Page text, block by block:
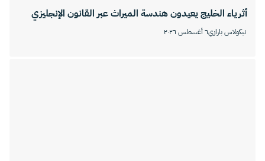
أثرياء الخليج يعيدون هندسة الميراث عبر القانون الإنجليزي
نيكولاس بارازي٦ أغسطس ٢٠٢٦